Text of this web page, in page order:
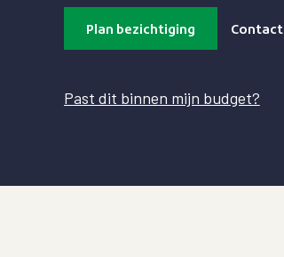
Plan bezichtiging Contact
Past dit binnen mijn budget?